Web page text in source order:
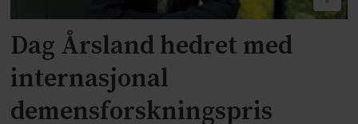
Dag Årsland hedret med
internasjonal
demensforskningspris